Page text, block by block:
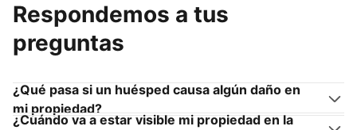
Respondemos a tus
preguntas
¿Qué pasa si un huésped causa algún daño en
mi propiedad?
¿Cuándo va a estar visible mi propiedad en la